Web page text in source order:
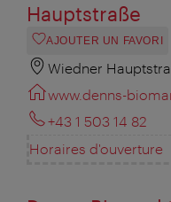
Hauptstraße
AJOUTER UN FAVORI
Wiedner
www.denns-
+43 1 503 14 82
Horaires d'ouverture